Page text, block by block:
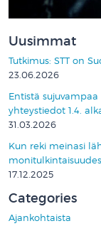
Uusimmat
Tutkimus: STT on
23.06.2026
Entistä
yhteystiedot 1.4.
31.03.2026
Kun reki meinasi
17.12.2025
Categories
Ajankohtaista